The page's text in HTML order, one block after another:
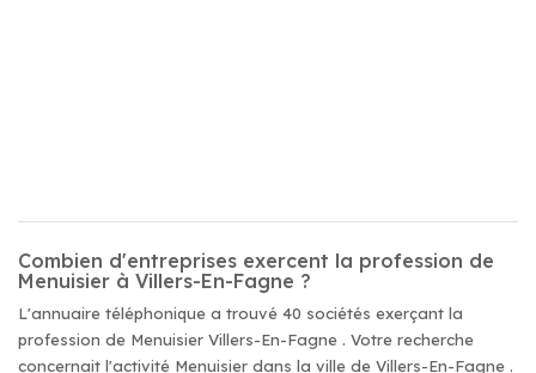
Combien d'entreprises exercent la profession de
Menuisier à Villers-En-Fagne ?
L'annuaire téléphonique a trouvé 40 sociétés exerçant la
profession de Menuisier Villers-En-Fagne . Votre recherche
concernait l'activité Menuisier dans la ville de Villers-En-Fagne .